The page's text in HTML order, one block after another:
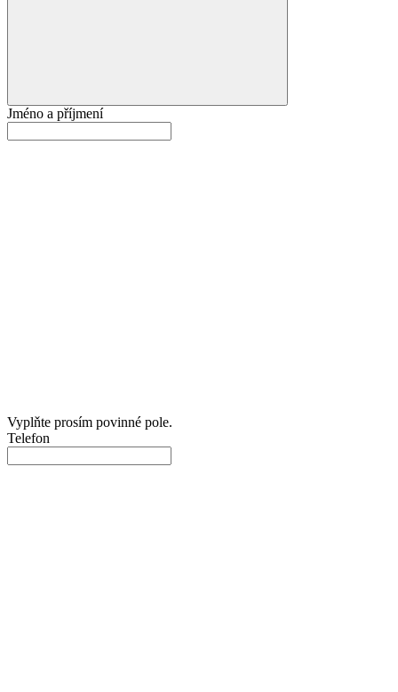
Jméno a příjmení
Vyplňte prosím povinné pole.
Telefon